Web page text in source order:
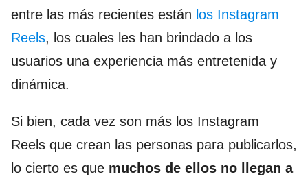
entre las más recientes están los Instagram
Reels, los cuales les han brindado a los
usuarios una experiencia más entretenida y
dinámica.
Si bien, cada vez son más los Instagram
Reels que crean las personas para publicarlos,
lo cierto es que muchos de ellos no llegan a